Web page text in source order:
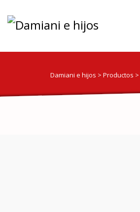
Damiani e hijos > Productos >